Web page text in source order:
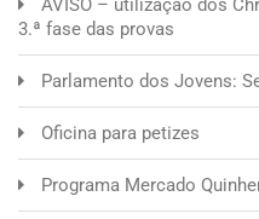
AVISO – utilização dos
3.ª fase das provas
Parlamento dos Jovens:
Oficina para petizes
Programa Mercado